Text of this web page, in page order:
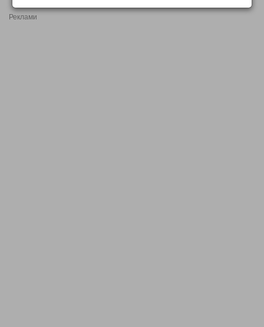
Реклами